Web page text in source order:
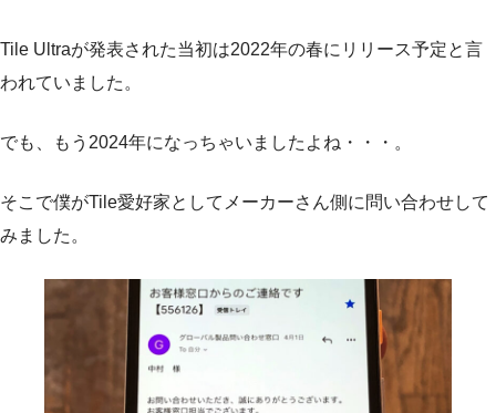
Tile Ultraが発表された当初は2022年の春にリリース予定と言
われていました。
でも、もう2024年になっちゃいましたよね・・・。
そこで僕がTile愛好家としてメーカーさん側に問い合わせして
みました。